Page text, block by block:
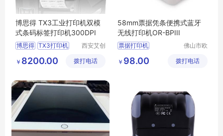
博思得 TX3工业打印机双模
式条码标签打印机300DPI
博思得 TX3打印机
tx3标签打印机
西安艾创
有限公司
￥ 8200.00 拨打电话
58mm票据凭条便携式蓝牙
无线打印机OR-BPIII
票据打印机
蓝牙无线打印机
佛山市欧
技有限公
￥ 98.00 拨打电话